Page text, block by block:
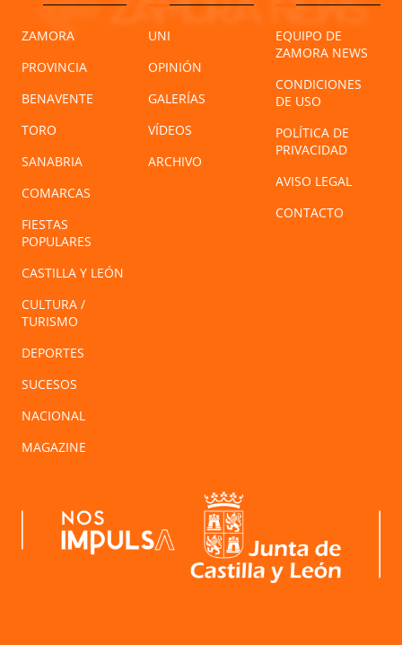
ZAMORA
PROVINCIA
BENAVENTE
TORO
SANABRIA
COMARCAS
FIESTAS
POPULARES
CASTILLA Y LEÓN
CULTURA /
TURISMO
DEPORTES
SUCESOS
NACIONAL
MAGAZINE
UNI
OPINIÓN
GALERÍAS
VÍDEOS
ARCHIVO
EQUIPO DE
ZAMORA NEWS
CONDICIONES
DE USO
POLÍTICA DE
PRIVACIDAD
AVISO LEGAL
CONTACTO